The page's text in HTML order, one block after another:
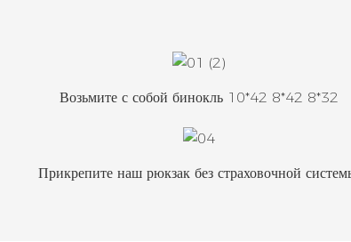
Возьмите с собой бинокль 10*42 8*42 8*32
Прикрепите наш рюкзак без страховочной